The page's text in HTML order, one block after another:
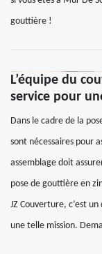
gouttière !
L’équipe du
service pour
Dans le cadre de la
sont nécessaires pour
assemblage doit
pose de gouttière en
JZ Couverture, c’est
une telle mission.